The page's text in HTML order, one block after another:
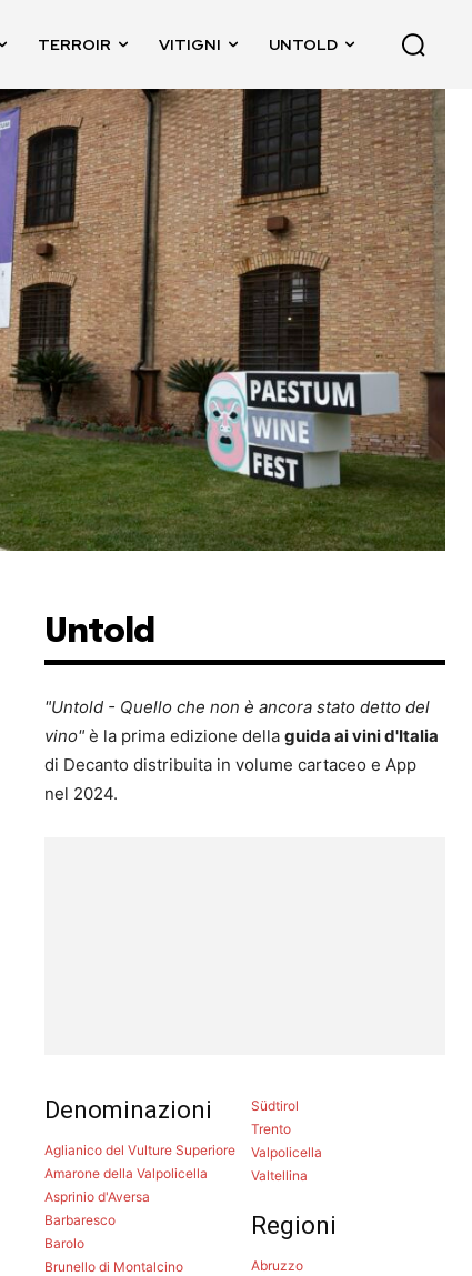
TERROIR VITIGNI UNTOLD
Untold
"Untold - Quello che non è ancora stato detto del
vino" è la prima edizione dellaguida ai vini d'Italia
di Decanto distribuita in volume cartaceo e App
nel 2024.
Denominazioni
Aglianico del Vulture Superiore
Amarone della Valpolicella
Asprinio d'Aversa
Barbaresco
Barolo
Brunello di Montalcino
Südtirol
Trento
Valpolicella
Valtellina
Regioni
Abruzzo